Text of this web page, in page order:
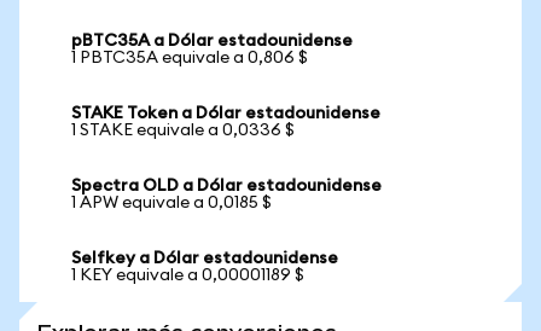
pBTC35A a Dólar estadounidense
1 PBTC35A equivale a 0,806 $
STAKE Token a Dólar estadounidense
1 STAKE equivale a 0,0336 $
Spectra OLD a Dólar estadounidense
1 APW equivale a 0,0185 $
Selfkey a Dólar estadounidense
1 KEY equivale a 0,00001189 $